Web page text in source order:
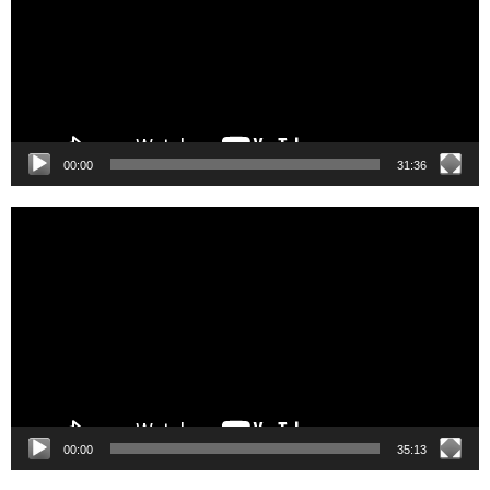
00:00 31:36
00:00 35:13